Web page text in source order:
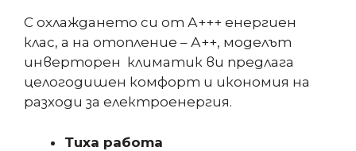
С охлаждането си от А+++ енергиен
клас, а на отопление – А++, моделът
инверторен климатик ви предлага
целогодишен комфорт и икономия на
разходи за електроенергия.
Тиха работа